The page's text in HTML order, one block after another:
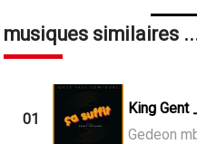
musiques similaires
01
King Gent
Gedeon